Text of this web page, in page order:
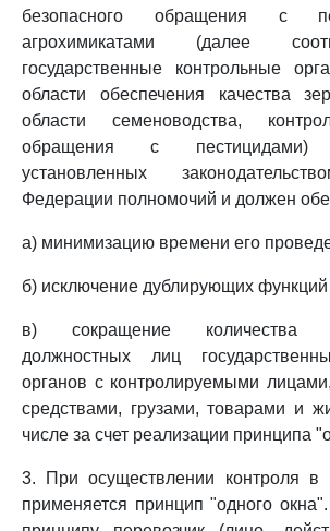
безопасного обращения с
агрохимикатами (далее
государственные контрольные
области обеспечения качества
области семеноводства,
обращения с
установленных
Федерации полномочий и должен
а) минимизацию времени его
б) исключение дублирующих функций
в) сокращение количества
должностных лиц
органов с контролируемыми
средствами, грузами, товарами и
числе за счет реализации принципа
3. При осуществлении контроля в
применяется принцип "одного